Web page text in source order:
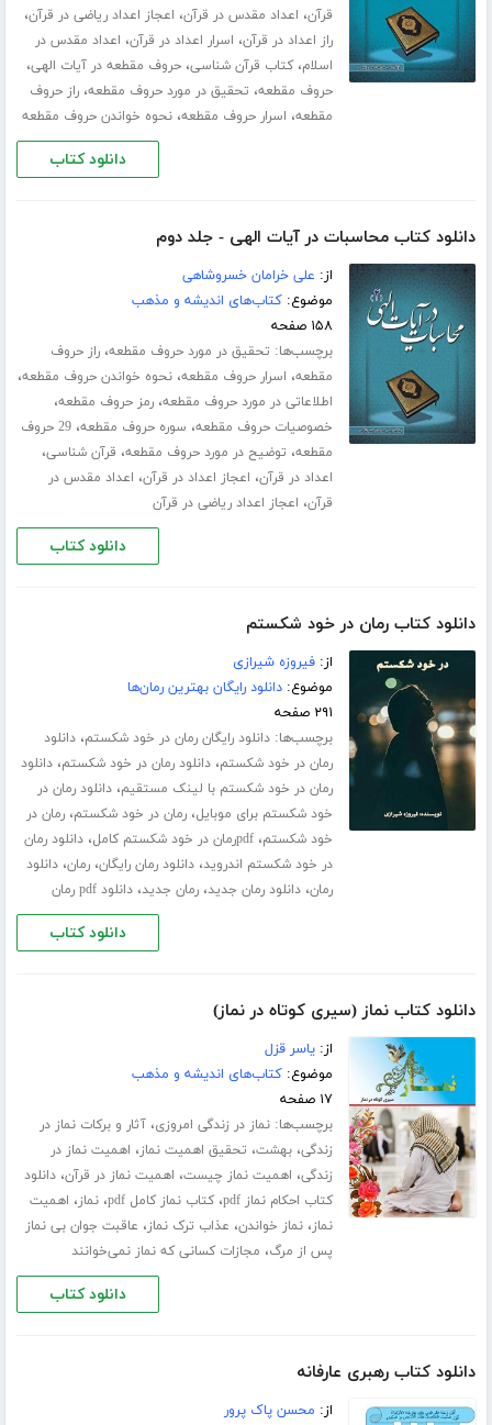
قرآن، اعداد مقدس در قرآن، اعجاز اعداد ریاضی در قرآن،
راز اعداد در قرآن، اسرار اعداد در قرآن، اعداد مقدس در
اسلام،کتاب قرآن شناسی،حروف مقطعه در آیات الهی،
حروف مقطعه، تحقیق در مورد حروف مقطعه،راز حروف
مقطعه، اسرار حروف مقطعه،نحوه خواندن حروف مقطعه
دانلود کتاب
دانلود کتاب محاسبات در آیات الهی - جلد دوم
از: علی خرامان خسروشاهی
موضوع:کتاب‌های اندیشه و مذهب
۱۵۸ صفحه
برچسب‌ها: تحقیق در مورد حروف مقطعه،راز حروف
مقطعه، اسرار حروف مقطعه،نحوه خواندن حروف مقطعه،
اطلاعاتی در مورد حروف مقطعه،رمز حروف مقطعه،
خصوصیات حروف مقطعه، سوره حروف مقطعه،
29 حروف
مقطعه، توضیح در مورد حروف مقطعه، قرآن شناسی،
اعداد در قرآن، اعجاز اعداد در قرآن، اعداد مقدس در
قرآن، اعجاز اعداد ریاضی در قرآن
دانلود کتاب
دانلود کتاب رمان در خود شکستم
از:فیروزه شیرازی
موضوع:دانلود رایگان بهترین رمان‌ها
۲۹۱ صفحه
برچسب‌ها:دانلود رایگان رمان در خود شکستم،دانلود
رمان در خود شکستم،دانلود رمان در خود شکستم،دانلود
رمان در خود شکستم با لینک مستقیم،دانلود رمان در
خود شکستم برای موبایل،رمان در خود شکستم،رمان در
خود شکستم،pdfرمان در خود شکستم کامل ،دانلود رمان
در خود شکستم اندروید،دانلود رمان رایگان،رمان،دانلود
رمان،دانلود رمان جدید،رمان جدید،دانلود pdf رمان
دانلود کتاب
دانلود کتاب نماز (سیری کوتاه در نماز)
از:یاسر قزل
موضوع:کتاب‌های اندیشه و مذهب
۱۷ صفحه
برچسب‌ها:نماز در زندگی امروزی،آثار و برکات نماز در
زندگی،بهشت، تحقیق اهمیت نماز، اهمیت نماز در
زندگی، اهمیت نماز چیست، اهمیت نماز در قرآن،دانلود
کتاب احکام نماز pdf
،کتاب نماز کامل pdf ،نماز، اهمیت
نماز،نماز خواندن، عذاب ترک نماز، عاقبت جوان بی نماز
پس از مرگ، مجازات کسانی که نماز نمی‌خوانند
دانلود کتاب
دانلود کتاب رهبری عارفانه
از: محسن پاک پرور